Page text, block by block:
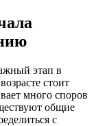
этап в
стоит
много споров
общие
с